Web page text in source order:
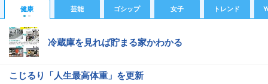
健康 芸能 ゴシップ 女子 トレンド
冷蔵庫を見れば貯まる家かわかる
こじるり「人生最高体重」を更新